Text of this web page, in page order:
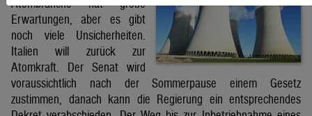
Atombranche hat große
Erwartungen, aber es gibt
noch viele Unsicherheiten.
Italien will zurück zur
Atomkraft. Der Senat wird
voraussichtlich nach der Sommerpause einem Gesetz
zustimmen, danach kann die Regierung ein entsprechendes